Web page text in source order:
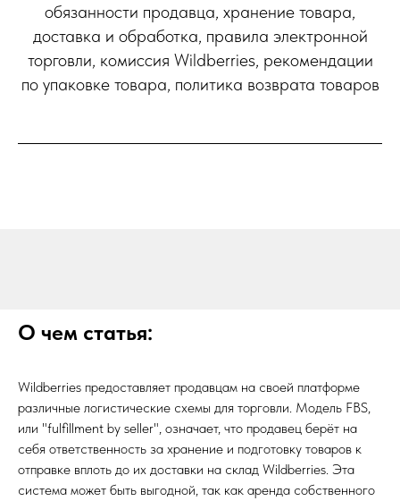
обязанности продавца, хранение товара,
доставка и обработка, правила электронной
торговли, комиссия Wildberries, рекомендации
по упаковке товара, политика возврата товаров
О чем статья:
Wildberries предоставляет продавцам на своей платформе
различные логистические схемы для торговли. Модель FBS,
или "fulfillment by seller", означает, что продавец берёт на
себя ответственность за хранение и подготовку товаров к
отправке вплоть до их доставки на склад Wildberries. Эта
система может быть выгодной, так как аренда собственного